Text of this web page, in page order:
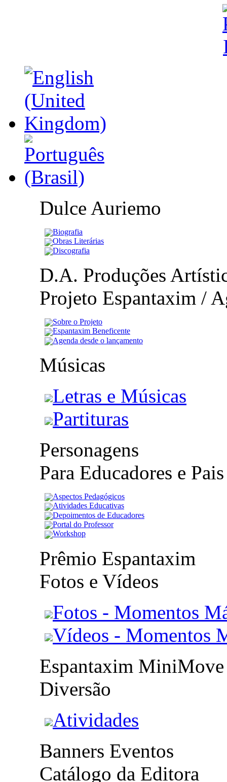
Dulce Auriemo
Biografia
Obras Literárias
Discografia
D.A. Produções
Projeto Espantaxim /
Sobre o Projeto
Espantaxim Beneficente
Agenda desde o lançamento
Músicas
Letras e Músicas
Partituras
Personagens
Para Educadores e Pais
Aspectos Pedagógicos
Atividades Educativas
Depoimentos de Educadores
Portal do Professor
Workshop
Prêmio Espantaxim
Fotos e Vídeos
Fotos - Momentos
Vídeos - Momentos
Espantaxim MiniMove
Diversão
Atividades
Banners Eventos
Catálogo da Editora